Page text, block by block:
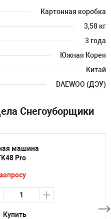
Картонная коробка
3,58 кг
3 года
Южная Корея
Китай
DAEWOO (ДЭУ)
Снегоуборщики
машина
Pro
Купить